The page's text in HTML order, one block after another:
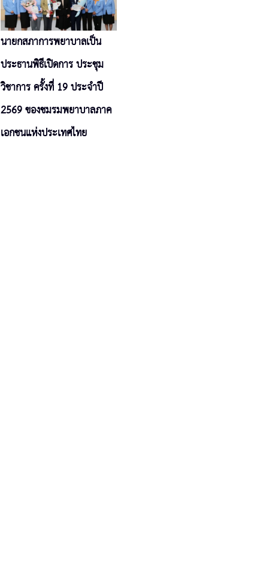
นายกสภาการพยาบาลเป็น
ประธานพิธีเปิดการ ประชุม
วิชาการ ครั้งที่ 19 ประจำปี
2569 ของชมรมพยาบาลภาค
เอกชนแห่งประเทศไทย